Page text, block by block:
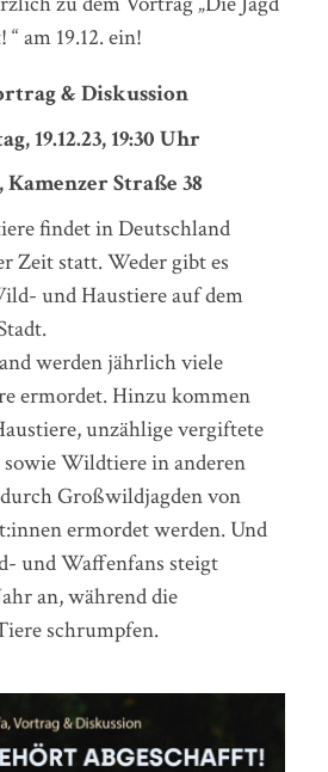
am 19.12. ein!
& Diskussion
19.12.23, 19:30 Uhr
Straße 38
findet in Deutschland
Zeit statt. Weder gibt es
und Haustiere auf dem
werden jährlich viele
ermordet. Hinzu kommen
unzählige vergiftete
Wildtiere in anderen
Großwildjagden von
ermordet werden. Und
und Waffenfans steigt
an, während die
schrumpfen.